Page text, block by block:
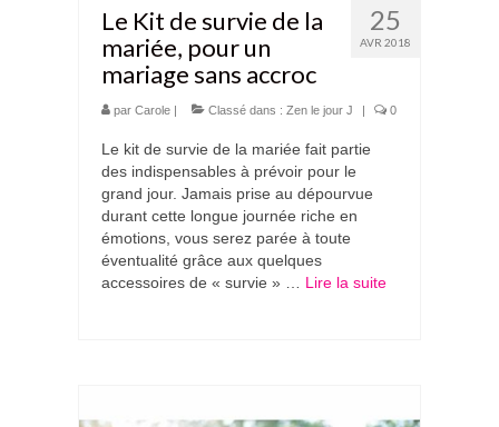
25
AVR 2018
Le Kit de survie de la
mariée, pour un
mariage sans accroc
par Carole | Classé dans : Zen le jour J | 0
Le kit de survie de la mariée fait partie
des indispensables à prévoir pour le
grand jour. Jamais prise au dépourvue
durant cette longue journée riche en
émotions, vous serez parée à toute
éventualité grâce aux quelques
accessoires de « survie » … Lire la suite­­